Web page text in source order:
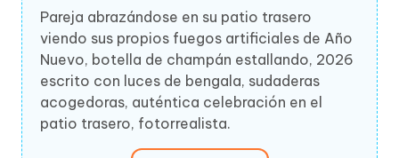
Pareja abrazándose en su patio trasero
viendo sus propios fuegos artificiales de Año
Nuevo, botella de champán estallando, 2026
escrito con luces de bengala, sudaderas
acogedoras, auténtica celebración en el
patio trasero, fotorrealista.